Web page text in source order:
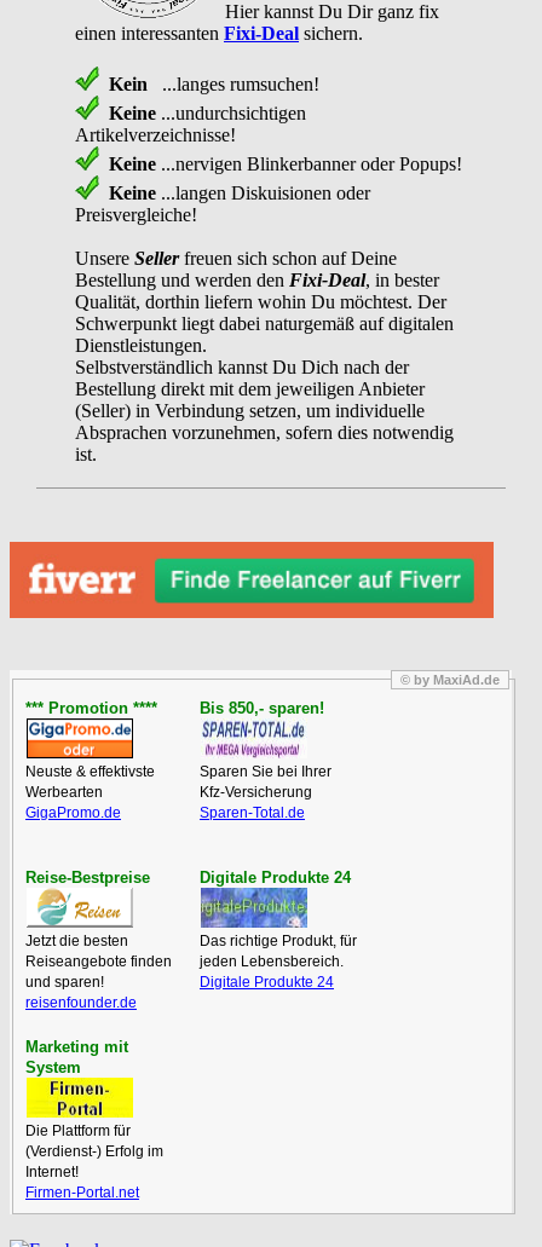
Hier kannst Du Dir ganz fix
einen interessanten Fixi-Deal sichern.
Kein ...langes rumsuchen!
Keine ...undurchsichtigen
Artikelverzeichnisse!
Keine ...nervigen Blinkerbanner oder Popups!
Keine ...langen Diskuisionen oder
Preisvergleiche!
Unsere Sellerfreuen sich schon auf Deine
Bestellung und werden den Fixi-Deal, in bester
Qualität, dorthin liefern wohin Du möchtest. Der
Schwerpunkt liegt dabei naturgemäß auf digitalen
Dienstleistungen.
Selbstverständlich kannst Du Dich nach der
Bestellung direkt mit dem jeweiligen Anbieter
(Seller) in Verbindung setzen, um individuelle
Absprachen vorzunehmen, sofern dies notwendig
ist.
© by MaxiAd.de
*** Promotion ****
Neuste & effektivste
Werbearten
GigaPromo.de
Bis 850,- sparen!
Sparen Sie bei Ihrer
Kfz-Versicherung
Sparen-Total.de
Reise-Bestpreise
Jetzt die besten
Reiseangebote finden
und sparen!
reisenfounder.de
Digitale Produkte 24
Das richtige Produkt, für
jeden Lebensbereich.
Digitale Produkte 24
Marketing mit
System
Die Plattform für
(Verdienst-) Erfolg im
Internet!
Firmen-Portal.net